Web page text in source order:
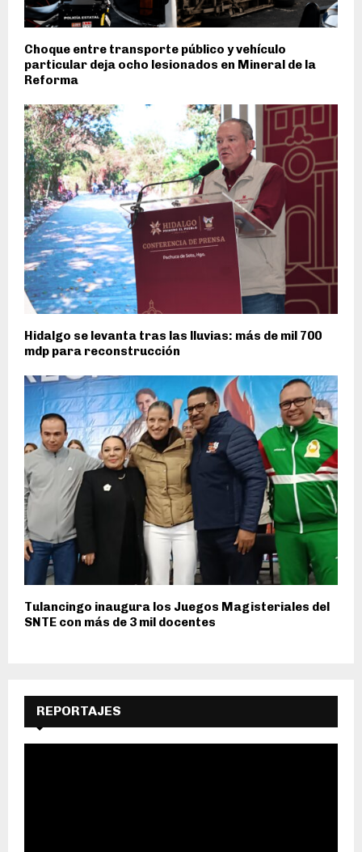
Choque entre transporte público y vehículo
particular deja ocho lesionados en Mineral de la
Reforma
Hidalgo se levanta tras las lluvias: más de mil 700
mdp para reconstrucción
Tulancingo inaugura los Juegos Magisteriales del
SNTE con más de 3 mil docentes
REPORTAJES